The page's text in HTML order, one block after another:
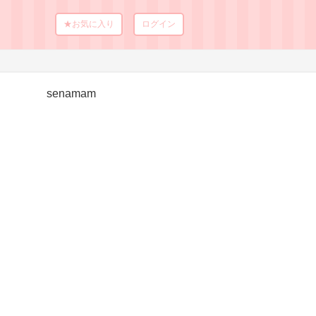
★お気に入り ログイン
senamam